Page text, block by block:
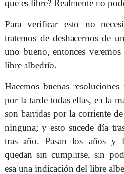
que es libre? Realmente no
Para verificar esto no
tratemos de deshacernos de
uno bueno, entonces
libre albedrío.
Hacemos buenas
por la tarde todas ellas, en la
son barridas por la corriente
ninguna; y esto sucede día
tras año. Pasan los años y
quedan sin cumplirse, sin
esa una indicación del libre